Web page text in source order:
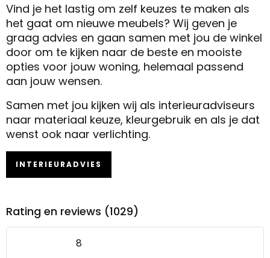
Vind je het lastig om zelf keuzes te maken als
het gaat om nieuwe meubels? Wij geven je
graag advies en gaan samen met jou de winkel
door om te kijken naar de beste en mooiste
opties voor jouw woning, helemaal passend
aan jouw wensen.
Samen met jou kijken wij als interieuradviseurs
naar materiaal keuze, kleurgebruik en als je dat
wenst ook naar verlichting.
INTERIEURADVIES
Rating en reviews (1029)
8